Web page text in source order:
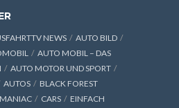
NEWS
AUTO BILD
AUTO MOBIL – DAS
AUTO MOTOR UND SPORT
AUTOS
BLACK FOREST
CARS
EINFACH